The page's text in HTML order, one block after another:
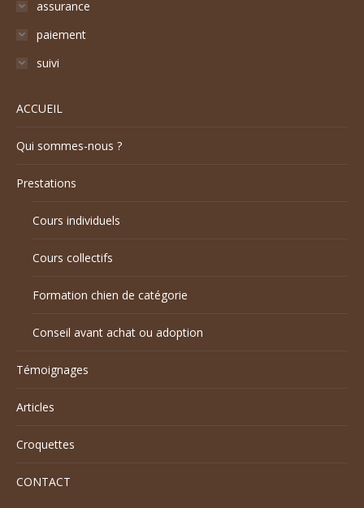
assurance
paiement
suivi
ACCUEIL
Qui sommes-nous ?
Prestations
Cours individuels
Cours collectifs
Formation chien de catégorie
Conseil avant achat ou adoption
Témoignages
Articles
Croquettes
CONTACT